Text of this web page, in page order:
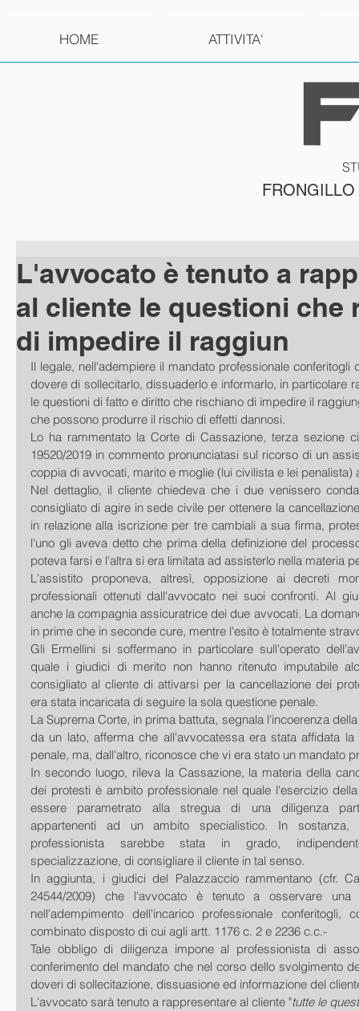
HOME ATTIVITA'
L'avvocato è tenuto a
al cliente le questioni che
di impedire il raggiun
Il legale, nell'adempiere il mandato professionale conferitogli
dovere di sollecitarlo, dissuaderlo e informarlo, in particolare
le questioni di fatto e diritto che rischiano di impedire il
che possono produrre il rischio di effetti dannosi.
Lo ha rammentato la Corte di Cassazione, terza sezione
19520/2019 in commento pronunciatasi sul ricorso di un
coppia di avvocati, marito e moglie (lui civilista e lei penalista)
Nel dettaglio, il cliente chiedeva che i due venissero
consigliato di agire in sede civile per ottenere la
in relazione alla iscrizione per tre cambiali a sua firma,
l'uno gli aveva detto che prima della definizione del
poteva farsi e l'altra si era limitata ad assisterlo nella materia
L'assistito proponeva, altresì, opposizione ai decreti
professionali ottenuti dall'avvocato nei suoi confronti. Al
anche la compagnia assicuratrice dei due avvocati. La
in prime che in seconde cure, mentre l'esito è totalmente
Gli Ermellini si soffermano in particolare sull'operato
quale i giudici di merito non hanno ritenuto imputabile
consigliato al cliente di attivarsi per la cancellazione dei
era stata incaricata di seguire la sola questione penale.
La Suprema Corte, in prima battuta, segnala l'incoerenza
da un lato, afferma che all'avvocatessa era stata affidata
penale, ma, dall'altro, riconosce che vi era stato un mandato
In secondo luogo, rileva la Cassazione, la materia della
dei protesti è ambito professionale nel quale l'esercizio
essere parametrato alla stregua di una diligenza
appartenenti ad un ambito specialistico. In
professionista sarebbe stata in grado,
specializzazione, di consigliare il cliente in tal senso.
In aggiunta, i giudici del Palazzaccio rammentano (cfr.
24544/2009) che l'avvocato è tenuto a osservare una
nell'adempimento dell'incarico professionale
combinato disposto di cui agli artt. 1176 c. 2 e 2236 c.c.-
Tale obbligo di diligenza impone al professionista di
conferimento del mandato che nel corso dello svolgimento
doveri di sollecitazione, dissuasione ed informazione del
L'avvocato sarà tenuto a rappresentare al cliente "tutte le